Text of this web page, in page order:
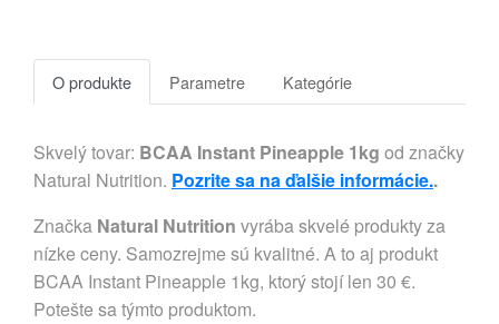
O produkte Parametre Kategórie
Skvelý tovar: BCAA Instant Pineapple 1kg od značky
Natural Nutrition. Pozrite sa na ďalšie informácie..
Značka Natural Nutrition vyrába skvelé produkty za
nízke ceny. Samozrejme sú kvalitné. A to aj produkt
BCAA Instant Pineapple 1kg, ktorý stojí len 30 €.
Potešte sa týmto produktom.